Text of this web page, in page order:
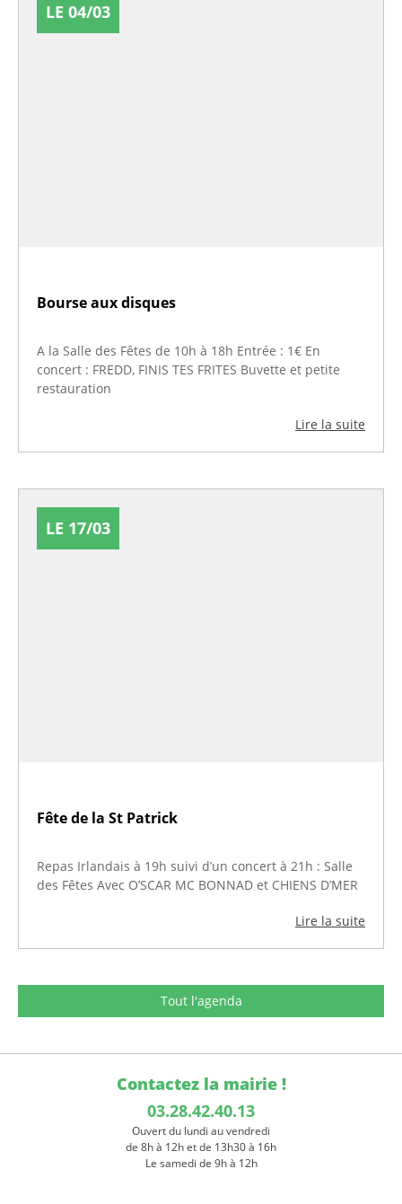
LE 04/03
Bourse aux disques
A la Salle des Fêtes de 10h à 18h Entrée : 1€ En
concert : FREDD, FINIS TES FRITES Buvette et petite
restauration
Lire la suite
LE 17/03
Fête de la St Patrick
Repas Irlandais à 19h suivi d’un concert à 21h : Salle
des Fêtes Avec O’SCAR MC BONNAD et CHIENS D’MER
Lire la suite
Tout l'agenda
Contactez la mairie !
03.28.42.40.13
Ouvert du lundi au vendredi
de 8h à 12h et de 13h30 à 16h
Le samedi de 9h à 12h